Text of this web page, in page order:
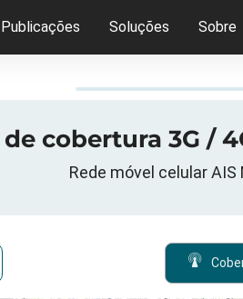
Publicações Soluções Sobre
cobertura 3G /
Rede móvel celular